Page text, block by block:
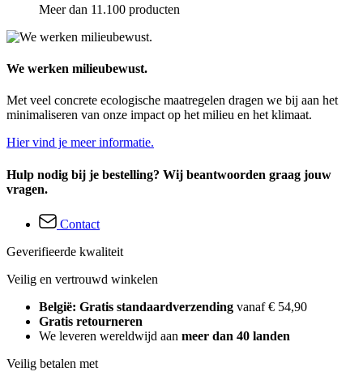
Meer dan 11.100 producten
We werken milieubewust.
Met veel concrete ecologische maatregelen dragen we bij aan het
minimaliseren van onze impact op het milieu en het klimaat.
Hier vind je meer informatie.
Hulp nodig bij je bestelling? Wij beantwoorden graag jouw
vragen.
Contact
Geverifieerde kwaliteit
Veilig en vertrouwd winkelen
België: Gratis standaardverzending vanaf € 54,90
Gratis retourneren
We leveren wereldwijd aan meer dan 40 landen
Veilig betalen met